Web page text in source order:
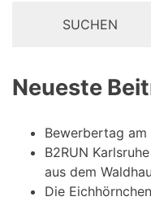
Neueste
Bewerbertag am
B2RUN
aus dem
Die